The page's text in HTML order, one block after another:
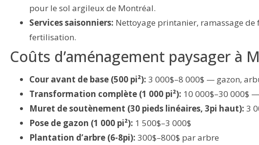
pour le sol argileux de Montréal.
Services saisonniers: Nettoyage printanier, ramassage
fertilisation.
Coûts d’aménagement paysager à
Cour avant de base (500 pi²): 3 000$–8 000$ — gazon,
Transformation complète (1 000 pi²): 10 000$–30 000$
Muret de soutènement (30 pieds linéaires, 3pi haut): 3
Pose de gazon (1 000 pi²): 1 500$–3 000$
Plantation d’arbre (6-8pi): 300$–800$ par arbre